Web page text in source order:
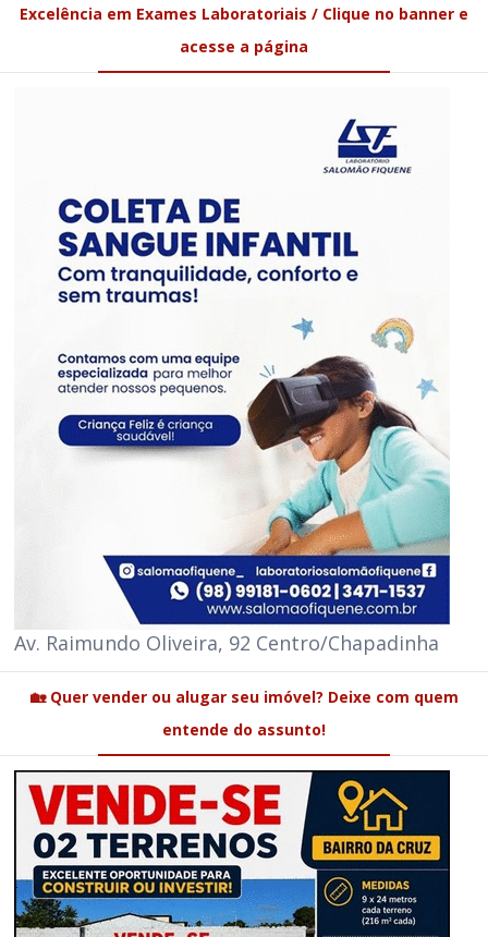
Excelência em Exames Laboratoriais / Clique no banner e
acesse a página
Av. Raimundo Oliveira, 92 Centro/Chapadinha
🏡 Quer vender ou alugar seu imóvel? Deixe com quem
entende do assunto!